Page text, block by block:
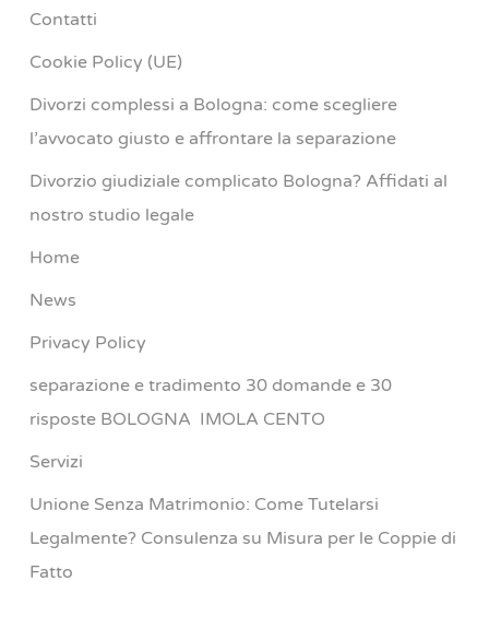
Contatti
Cookie Policy (UE)
Divorzi complessi a Bologna: come scegliere
l’avvocato giusto e affrontare la separazione
Divorzio giudiziale complicato Bologna? Affidati al
nostro studio legale
Home
News
Privacy Policy
separazione e tradimento 30 domande e 30
risposte BOLOGNA IMOLA CENTO
Servizi
Unione Senza Matrimonio: Come Tutelarsi
Legalmente? Consulenza su Misura per le Coppie di
Fatto